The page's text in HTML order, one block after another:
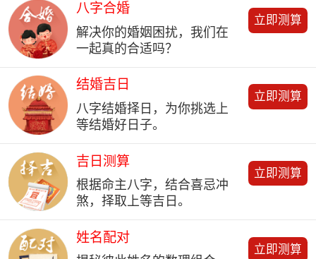
八字合婚
解决你的婚姻困扰，我们在
一起真的合适吗？
立即测算
结婚吉日
八字结婚择日，为你挑选上
等结婚好日子。
立即测算
吉日测算
根据命主八字，结合喜忌冲
煞，择取上等吉日。
立即测算
姓名配对
立即测算